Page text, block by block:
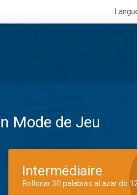
Mode de Jeu
Intermédiaire
Rellenar 30 palabras al azar de